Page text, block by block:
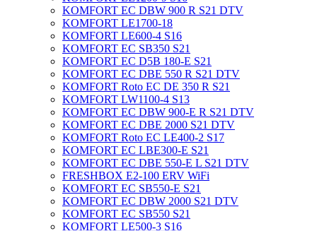
KOMFORT EC DBW 900 R S21 DTV
KOMFORT LE1700-18
KOMFORT LE600-4 S16
KOMFORT EC SB350 S21
KOMFORT EC D5B 180-Е S21
KOMFORT EC DBE 550 R S21 DTV
KOMFORT Roto EC DE 350 R S21
KOMFORT LW1100-4 S13
KOMFORT EC DBW 900-E R S21 DTV
KOMFORT EC DBE 2000 S21 DTV
KOMFORT Roto EC LE400-2 S17
KOMFORT EC LBE300-E S21
KOMFORT EC DBE 550-E L S21 DTV
FRESHBOX E2-100 ERV WiFi
KOMFORT EC SB550-E S21
KOMFORT EC DBW 2000 S21 DTV
KOMFORT EC SB550 S21
KOMFORT LE500-3 S16